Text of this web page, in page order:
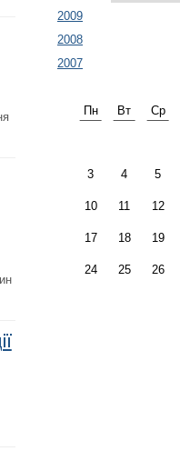
2009
2008
2007
Пн Вт Ср
3 4 5
10 11 12
17 18 19
24 25 26